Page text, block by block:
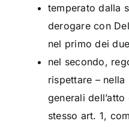
temperato dalla
derogare con
nel primo dei
nel secondo,
rispettare –
generali
stesso art. 1,